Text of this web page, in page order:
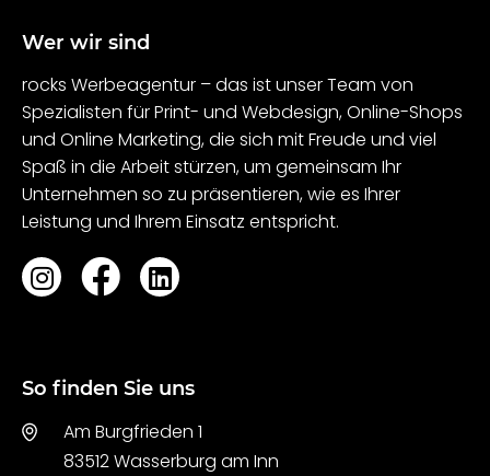
Wer wir sind
rocks Werbeagentur – das ist unser Team von
Spezialisten für Print- und Webdesign, Online-Shops
und Online Marketing, die sich mit Freude und viel
Spaß in die Arbeit stürzen, um gemeinsam Ihr
Unternehmen so zu präsentieren, wie es Ihrer
Leistung und Ihrem Einsatz entspricht.
So finden Sie uns
Am Burgfrieden 1
83512 Wasserburg am Inn